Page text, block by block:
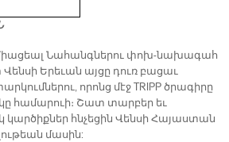
Նահանգներու փոխ-նախագահ
Վենսի Երեւան այցը դուռ բացաւ
որոնց մէջ TRIPP ծրագիրը
համարուի։ Շատ տարբեր եւ
կարծիքներ հնչեցին Վենսի Հայաստան
մասին: